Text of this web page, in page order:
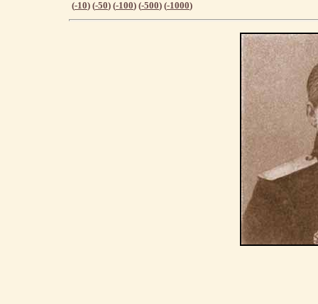
(-10) (-50) (-100) (-500) (-1000)